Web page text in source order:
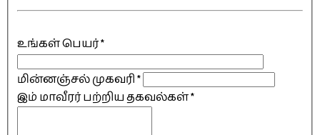
உங்கள் பெயர்*
மின்னஞ்சல் முகவரி*
இம் மாவீரர் பற்றிய தகவல்கள்*